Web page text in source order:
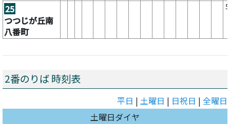
25
つつじが丘南
八番町
2番のりば 時刻表
平日 | 土曜日 | 日祝日 | 全曜日
土曜日ダイヤ